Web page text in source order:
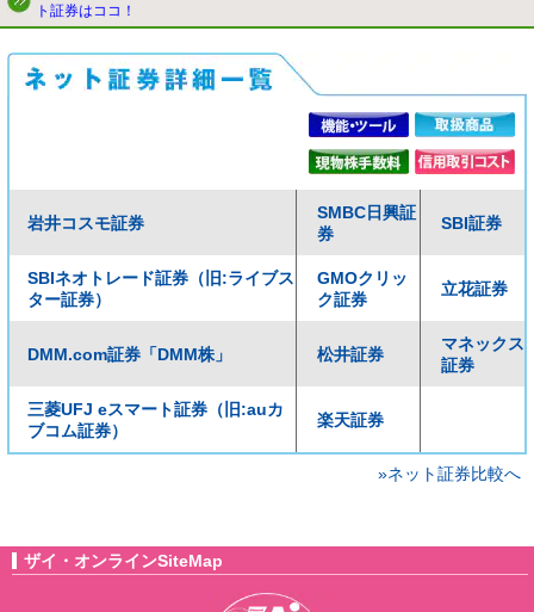
ト証券はココ！
岩井コスモ証券
SMBC日興証
券
SBI証券
SBIネオトレード証券（旧:ライブス
ター証券）
GMOクリッ
ク証券
立花証券
DMM.com証券「DMM株」 松井証券
マネックス
証券
三菱UFJ eスマート証券（旧:auカ
ブコム証券）
楽天証券
»ネット証券比較へ
ザイ・オンラインSiteMap